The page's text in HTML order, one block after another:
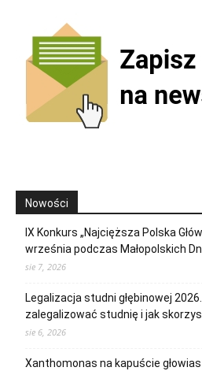
Nowości
IX Konkurs „Najcięższa Polska
września podczas Małopolskich
sie 7, 2026
Legalizacja studni głębinowej
zalegalizować studnię i jak
sie 6, 2026
Xanthomonas na kapuście